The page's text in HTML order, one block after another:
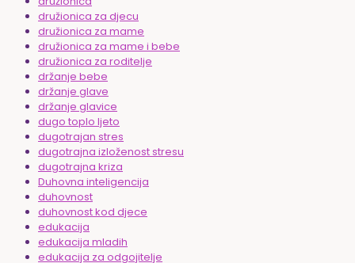
družionica za djecu
družionica za mame
družionica za mame i bebe
družionica za roditelje
držanje bebe
držanje glave
držanje glavice
dugo toplo ljeto
dugotrajan stres
dugotrajna izloženost stresu
dugotrajna kriza
Duhovna inteligencija
duhovnost
duhovnost kod djece
edukacija
edukacija mladih
edukacija za odgojitelje